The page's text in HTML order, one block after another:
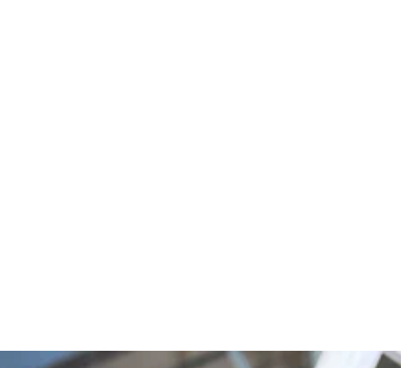
chaque jour à fond – pour le discounter alimentaire leader en